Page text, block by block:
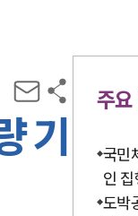
기
주
국민
인
도박